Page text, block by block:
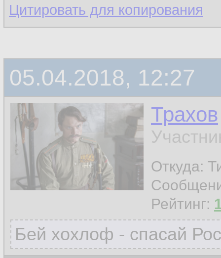
Цитировать для копирования
05.04.2018, 12:27
Трахов
Откуда:
Рейтинг:
Бей хохлоф - спасай